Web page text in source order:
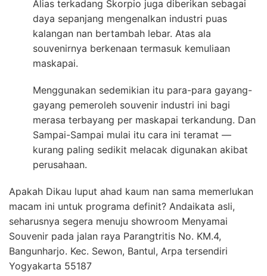
Alias terkadang Skorpio juga diberikan sebagai
daya sepanjang mengenalkan industri puas
kalangan nan bertambah lebar. Atas ala
souvenirnya berkenaan termasuk kemuliaan
maskapai.
Menggunakan sedemikian itu para-para gayang-
gayang pemeroleh souvenir industri ini bagi
merasa terbayang per maskapai terkandung. Dan
Sampai-Sampai mulai itu cara ini teramat —
kurang paling sedikit melacak digunakan akibat
perusahaan.
Apakah Dikau luput ahad kaum nan sama memerlukan
macam ini untuk programa definit? Andaikata asli,
seharusnya segera menuju showroom Menyamai
Souvenir pada jalan raya Parangtritis No. KM.4,
Bangunharjo. Kec. Sewon, Bantul, Arpa tersendiri
Yogyakarta 55187